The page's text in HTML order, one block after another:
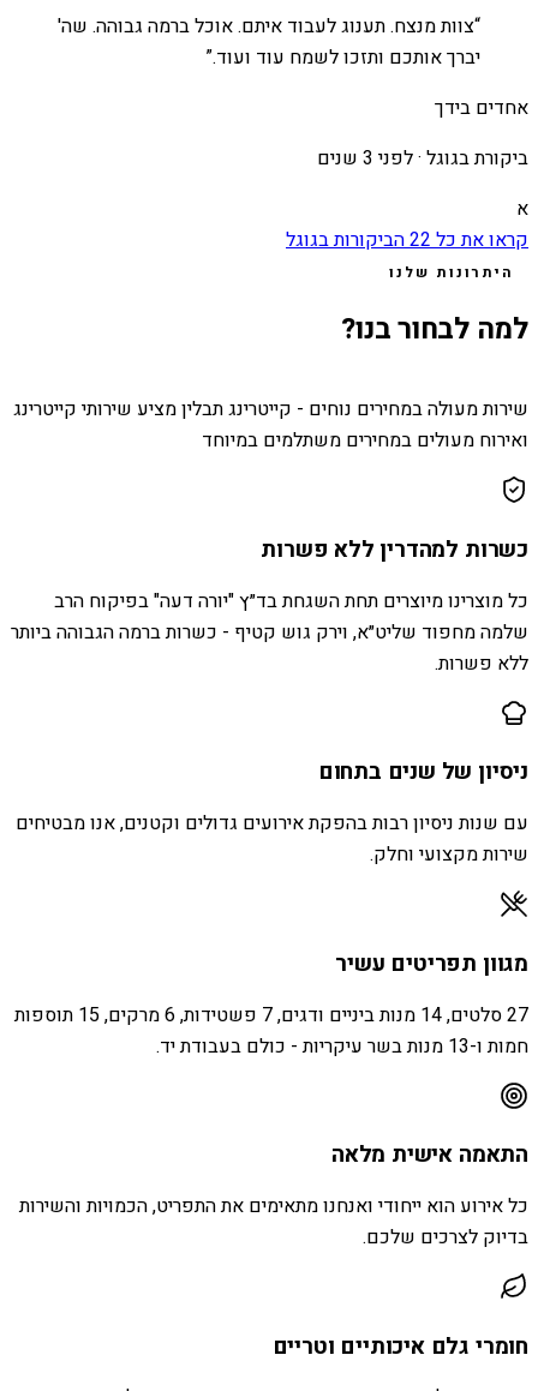
“צוות מנצח. תענוג לעבוד איתם. אוכל ברמה גבוהה. שה'
יברך אותכם ותזכו לשמח עוד ועוד.”
אחדים בידך
ביקורת בגוגל ·לפני 3 שנים
א
קראו את כל22הביקורות בגוגל
היתרונות שלנו
למה לבחור בנו?
שירות מעולה במחירים נוחים - קייטרינג תבלין מציע שירותי קייטרינג
ואירוח מעולים במחירים משתלמים במיוחד
כשרות למהדרין ללא פשרות
כל מוצרינו מיוצרים תחת השגחת בד״ץ "יורה דעה" בפיקוח הרב
שלמה מחפוד שליט״א, וירק גוש קטיף - כשרות ברמה הגבוהה ביותר
ללא פשרות.
ניסיון של שנים בתחום
עם שנות ניסיון רבות בהפקת אירועים גדולים וקטנים, אנו מבטיחים
שירות מקצועי וחלק.
מגוון תפריטים עשיר
27 סלטים, 14 מנות ביניים ודגים, 7 פשטידות, 6 מרקים, 15 תוספות
חמות ו-13 מנות בשר עיקריות - כולם בעבודת יד.
התאמה אישית מלאה
כל אירוע הוא ייחודי ואנחנו מתאימים את התפריט, הכמויות והשירות
בדיוק לצרכים שלכם.
חומרי גלם איכותיים וטריים